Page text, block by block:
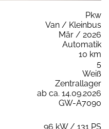
Pkw
Van / Kleinbus
Mär / 2026
Automatik
10 km
5
Weiß
Zentrallager
ab ca. 14.09.2026
GW-A7090
96 kW / 131 PS